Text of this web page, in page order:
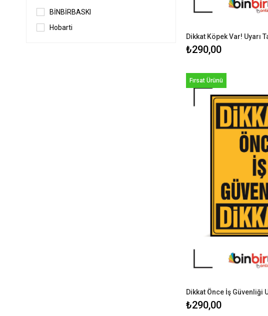
BİNBİRBASKI
Hobarti
Dikkat Köpek Var! Uyarı
₺290,00
Dikkat Önce İş Güvenliği
₺290,00
Fırsat Ürünü